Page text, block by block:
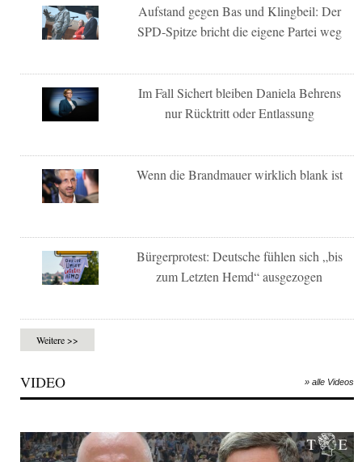
Aufstand gegen Bas und Klingbeil: Der
SPD-Spitze bricht die eigene Partei weg
Im Fall Sichert bleiben Daniela Behrens
nur Rücktritt oder Entlassung
Wenn die Brandmauer wirklich blank ist
Bürgerprotest: Deutsche fühlen sich „bis
zum Letzten Hemd“ ausgezogen
Weitere >>
VIDEO » alle Videos